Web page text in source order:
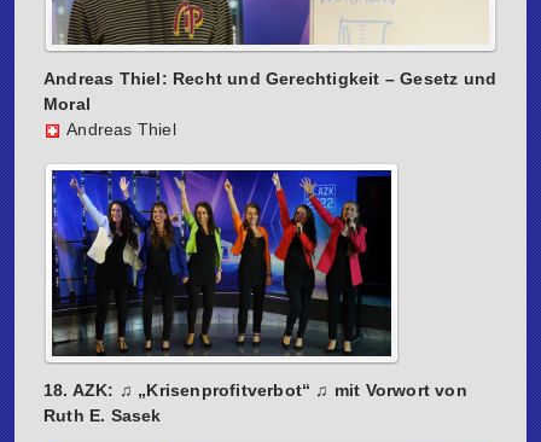
Andreas Thiel: Recht und Gerechtigkeit – Gesetz und
Moral
Andreas Thiel
18. AZK: ♫ „Krisenprofitverbot“ ♫ mit Vorwort von
Ruth E. Sasek